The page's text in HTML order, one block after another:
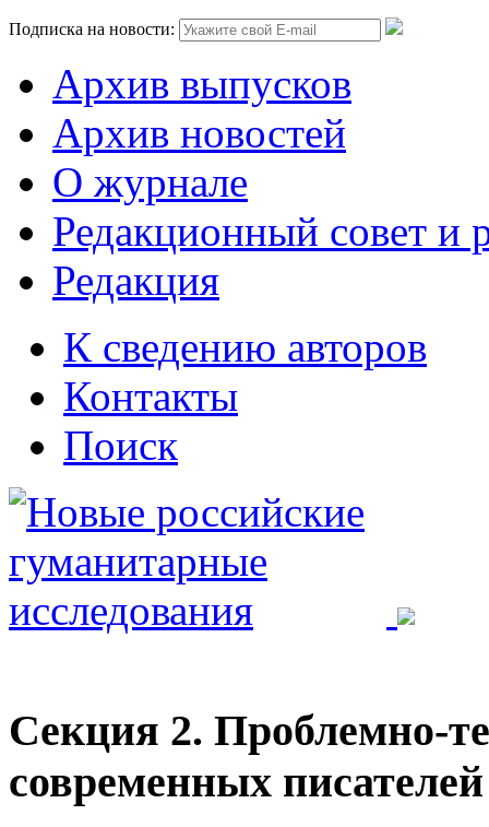
Подписка на новости:
Архив выпусков
Архив новостей
О журнале
Редакционный совет и
Редакция
К сведению авторов
Контакты
Поиск
Секция 2. Проблемно-
современных писателей